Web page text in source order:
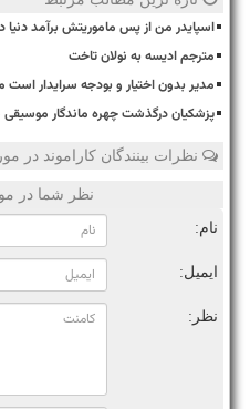
اسپایدر من از پس ماموریتش برآمد
مترجم ادیسه به نولان تاخت
مدیر بدون اختیار و بودجه سرایدار
پزشکیان درگذشت چهره ماندگار موسیقی
نظرات بینندگان کاراموند در
نظر شما در
نام:
ایمیل:
نظر: